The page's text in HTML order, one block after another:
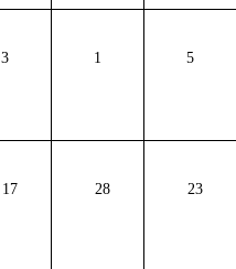
3 1 5
17 28 23